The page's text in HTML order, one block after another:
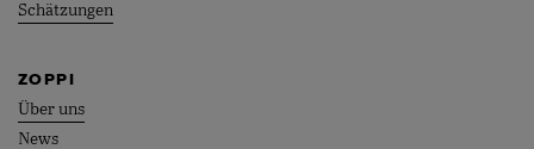
Schätzungen
ZOPPI
Über uns
News